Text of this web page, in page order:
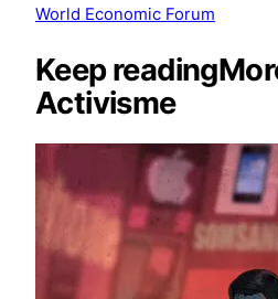
World Economic Forum
Keep reading
Activisme